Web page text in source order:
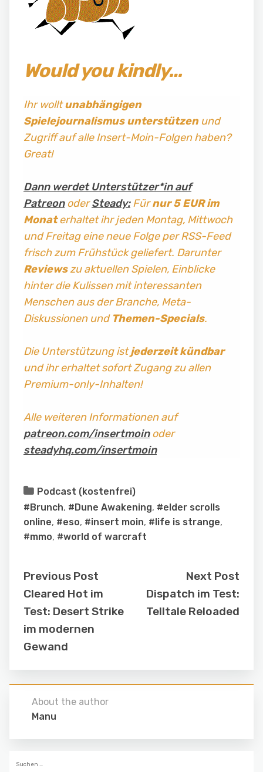
Would you kindly…
Ihr wolltunabhängigen
Spielejournalismus unterstützenund
Zugriff auf alle Insert-Moin-Folgen haben?
Great!
Dann werdet Unterstützer*in auf
PatreonoderSteady:Fürnur 5 EUR im
Monaterhaltet ihr jeden Montag, Mittwoch
und Freitag eine neue Folge per RSS-Feed
frisch zum Frühstück geliefert. Darunter
Reviewszu aktuellen Spielen, Einblicke
hinter die Kulissen mit interessanten
Menschen aus der Branche, Meta-
Diskussionen und Themen-Specials.
Die Unterstützung istjederzeit kündbar
und ihr erhaltet sofort Zugang zu allen
Premium-only-Inhalten!
Alle weiteren Informationen auf
patreon.com/insertmoinoder
steadyhq.com/insertmoin
Podcast (kostenfrei)
#Brunch, #Dune Awakening, #elder scrolls
online, #eso, #insert moin, #life is strange,
#mmo, #world of warcraft
Previous Post
Cleared Hot im
Test: Desert Strike
im modernen
Gewand
Next Post
Dispatch im Test:
Telltale Reloaded
About the author
Manu